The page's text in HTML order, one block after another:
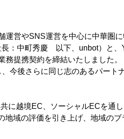
営やSNS運営を中心に中華圏
：中町秀慶 以下、unbot）と、
提携契約を締結いたしました。
今後さらに同じ志のあるパート
に越境EC、ソーシャルECを通
域の評価を引き上げ、地域のブ